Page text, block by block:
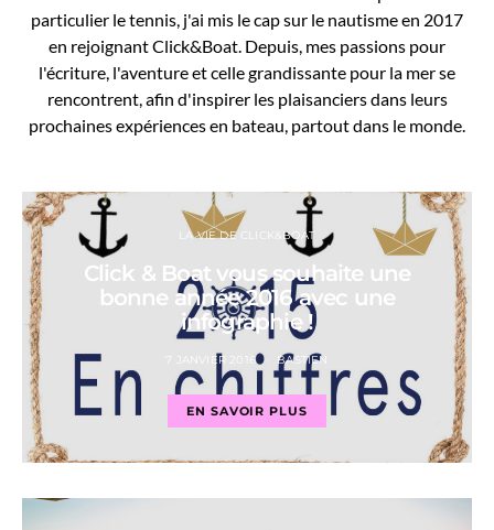
particulier le tennis, j'ai mis le cap sur le nautisme en 2017
en rejoignant Click&Boat. Depuis, mes passions pour
l'écriture, l'aventure et celle grandissante pour la mer se
rencontrent, afin d'inspirer les plaisanciers dans leurs
prochaines expériences en bateau, partout dans le monde.
LA VIE DE CLICK&BOAT
Click & Boat vous souhaite une
bonne année 2016 avec une
infographie !
7 JANVIER 2016 BASTIEN
EN SAVOIR PLUS